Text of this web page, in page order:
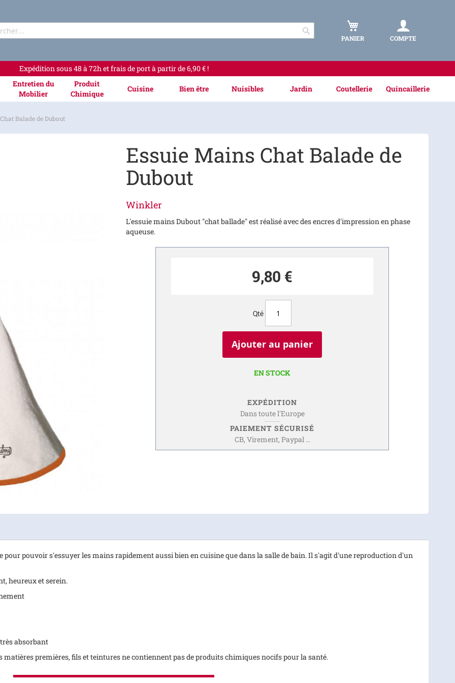
RechercherPANIER COMPTE
Expédition sous 48 à 72h et frais de port à partir de 6,90 € !
Entretien du
Mobilier
Produit
Chimique
Cuisine Bien être Nuisibles Jardin Coutellerie Quincaillerie
Balade de Dubout
Essuie Mains Chat Balade de
Dubout
Winkler
L'essuie mains Dubout "chat ballade" est réalisé avec des encres d'impression en phase
aqueuse.
9,80 €
Qté
Ajouter au panier
EN STOCK
EXPÉDITION
Dans toute l'Europe
PAIEMENT SÉCURISÉ
CB, Virement, Paypal ...
pour pouvoir s'essuyer les mains rapidement aussi bien en cuisine que dans la salle de bain. Il s'agit d'une reproduction d'un
heureux et serein.
absorbant
matières premières, fils et teintures ne contiennent pas de produits chimiques nocifs pour la santé.